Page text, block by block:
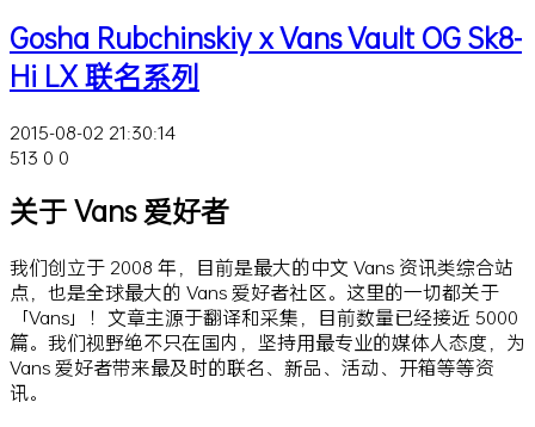
Gosha Rubchinskiy x Vans Vault OG Sk8-
Hi LX 联名系列
2015-08-02 21:30:14
513 0 0
关于 Vans 爱好者
我们创立于 2008 年，目前是最大的中文 Vans 资讯类综合站
点，也是全球最大的 Vans 爱好者社区。这里的一切都关于
「Vans」！文章主源于翻译和采集，目前数量已经接近 5000
篇。我们视野绝不只在国内，坚持用最专业的媒体人态度，为
Vans 爱好者带来最及时的联名、新品、活动、开箱等等资
讯。